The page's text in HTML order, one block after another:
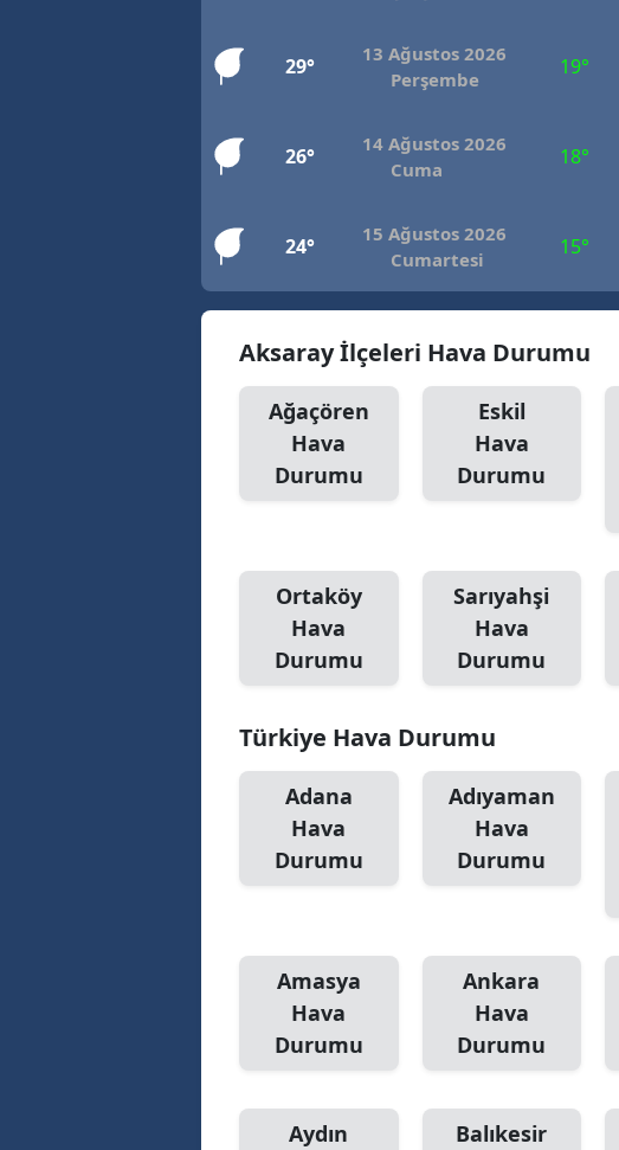
29°
13 Ağustos 2026
Perşembe
19°
26°
14 Ağustos 2026
Cuma
18°
24°
15 Ağustos 2026
Cumartesi
15°
Aksaray İlçeleri Hava Durumu
Ağaçören
Hava
Durumu
Eskil
Hava
Durumu
Ortaköy
Hava
Durumu
Sarıyahşi
Hava
Durumu
Türkiye Hava Durumu
Adana
Hava
Durumu
Adıyaman
Hava
Durumu
Amasya
Hava
Durumu
Ankara
Hava
Durumu
Aydın
Balıkesir